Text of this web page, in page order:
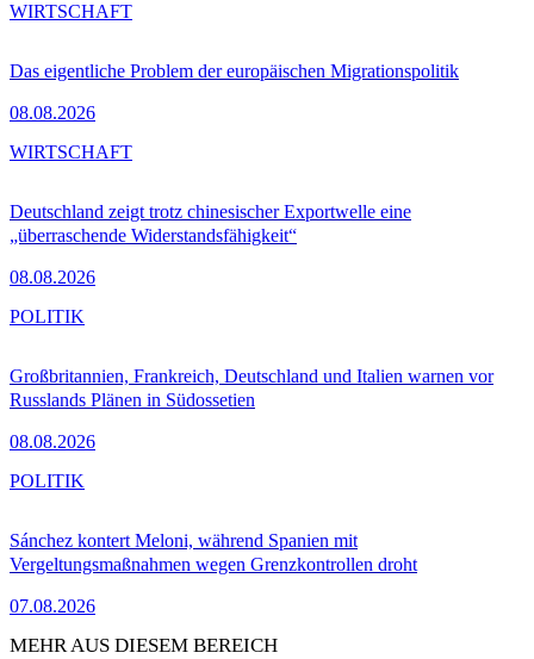
Das eigentliche Problem der europäischen Migrationspolitik
08.08.2026
WIRTSCHAFT
Deutschland zeigt trotz chinesischer Exportwelle eine
„überraschende Widerstandsfähigkeit“
08.08.2026
WIRTSCHAFT
Großbritannien, Frankreich, Deutschland und Italien warnen vor
Russlands Plänen in Südossetien
08.08.2026
POLITIK
Sánchez kontert Meloni, während Spanien mit
Vergeltungsmaßnahmen wegen Grenzkontrollen droht
07.08.2026
POLITIK
MEHR AUS DIESEM BEREICH